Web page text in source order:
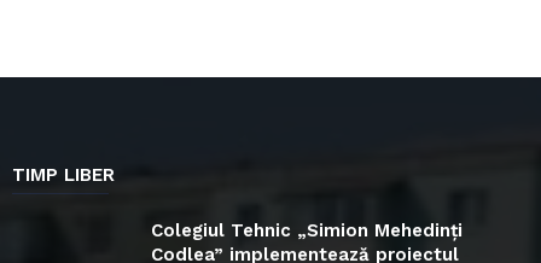
TIMP LIBER
Colegiul Tehnic „Simion Mehedinți
Codlea” implementează proiectul